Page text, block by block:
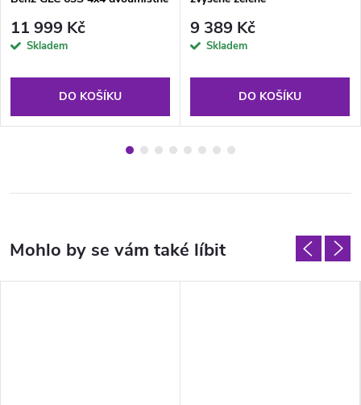
11 999 Kč
Skladem
DO KOŠÍKU
9 389 Kč
Skladem
DO KOŠÍKU